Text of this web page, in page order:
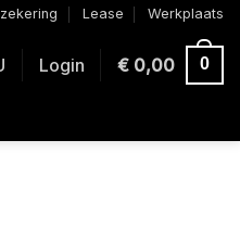
Lease Werkplaats
Login €0,00 0